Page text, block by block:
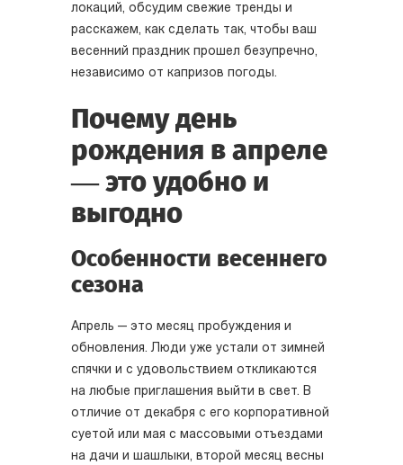
локаций, обсудим свежие тренды и
расскажем, как сделать так, чтобы ваш
весенний праздник прошел безупречно,
независимо от капризов погоды.
Почему день
рождения в апреле
— это удобно и
выгодно
Особенности весеннего
сезона
Апрель — это месяц пробуждения и
обновления. Люди уже устали от зимней
спячки и с удовольствием откликаются
на любые приглашения выйти в свет. В
отличие от декабря с его корпоративной
суетой или мая с массовыми отъездами
на дачи и шашлыки, второй месяц весны